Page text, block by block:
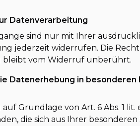
Datenverarbeitung
sind nur mit Ihrer
jederzeit widerrufen. Die
vom Widerruf unberührt.
Datenerhebung in
Grundlage von Art. 6 Abs. 1 lit.
die sich aus Ihrer